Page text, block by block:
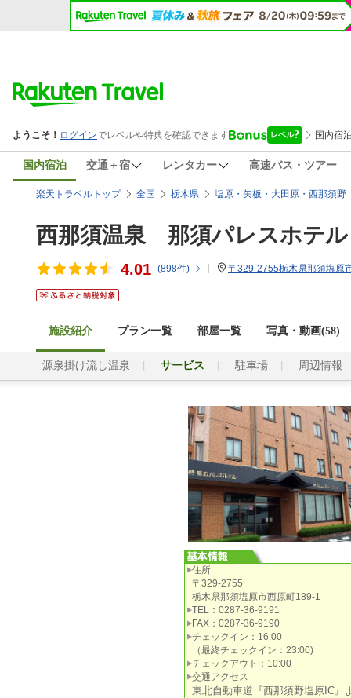
国内宿泊 交通＋宿 レンタカー 高速バス・ツアー
楽天トラベルトップ 全国 栃木県 塩原・矢板・大田原・西那須野
西那須温泉 那須パレスホテル
4.01 (898件) 〒329-2755栃木県那須塩原
施設紹介 プラン一覧 部屋一覧 写真・動画(58)
源泉掛け流し温泉 サービス 駐車場 周辺情報
住所
〒329-2755
栃木県那須塩原市西原町189-1
TEL：0287-36-9191
FAX：0287-36-9190
チェックイン：16:00
（最終チェックイン：23:00)
チェックアウト：10:00
交通アクセス
東北自動車道『西那須野塩原IC』